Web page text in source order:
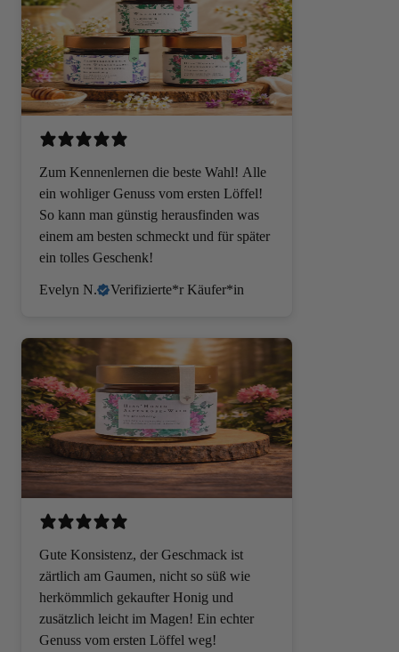
Zum Kennenlernen die beste Wahl! Alle
ein wohliger Genuss vom ersten Löffel!
So kann man günstig herausfinden was
einem am besten schmeckt und für später
ein tolles Geschenk!
Evelyn N. Verifizierte*r Käufer*in
Gute Konsistenz, der Geschmack ist
zärtlich am Gaumen, nicht so süß wie
herkömmlich gekaufter Honig und
zusätzlich leicht im Magen! Ein echter
Genuss vom ersten Löffel weg!